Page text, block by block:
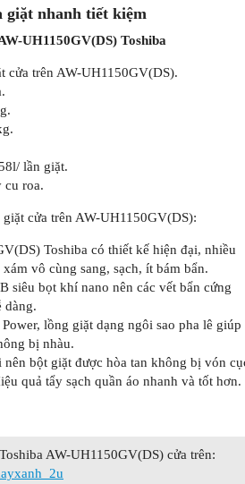
giặt nhanh tiết kiệm
UH1150GV(DS) Toshiba
cửa trên AW-UH1150GV(DS).
lần giặt.
cu roa.
cửa trên AW-UH1150GV(DS):
Toshiba có thiết kế hiện đại, nhiều
vô cùng sang, sạch, ít bám bẩn.
siêu bọt khí nano nên các vết bẩn cứng
dàng.
lồng giặt dạng ngôi sao pha lê giúp
bị nhàu.
bột giặt được hòa tan không bị vón
quả tẩy sạch quần áo nhanh và tốt hơn.
AW-UH1150GV(DS) cửa trên: